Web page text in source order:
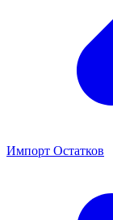
Импорт Остатков